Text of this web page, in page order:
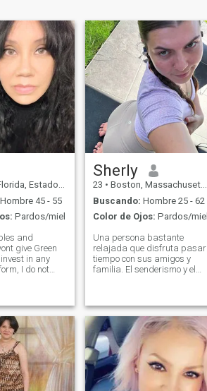
Estados Unidos
Hombre 45 - 55
Pardos/miel
and
give Green
in any
I do not
only with
identity.
wrote nothing in
an expertise
I try
Sherly
23 • Boston, Massachusetts, Estados Unidos
Buscando: Hombre 25 - 62
Color de Ojos: Pardos/miel
Una persona bastante
relajada que disfruta pasar
tiempo con sus amigos y
familia. El senderismo y el
que también sea fácil
llevarse bien. Si es usted, no
dude en ponerse en contacto
conmigo🤭